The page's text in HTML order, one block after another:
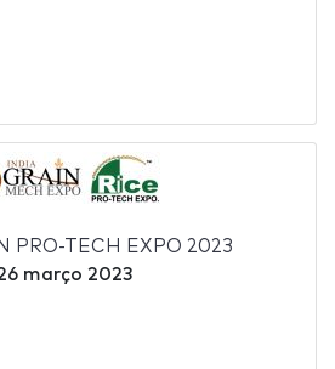
PRO-TECH EXPO 2023
março 2023